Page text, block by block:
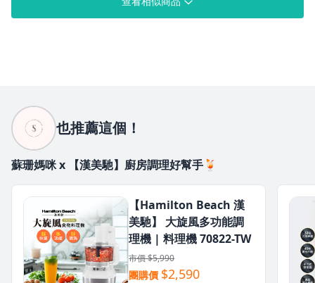
也推薦這個！
蘇珊媽咪 x 【漢美馳】廚房調理好幫手🍹
【Hamilton Beach 漢
美馳】 大旋風多功能調
理機 | 料理機 70822-TW
市價 $5,990
團購價 $2,590